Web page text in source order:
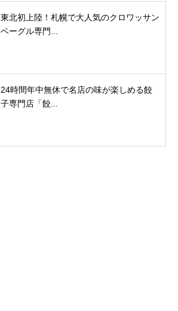
東北初上陸！札幌で大人気のクロワッサン
ベーグル専門...
24時間年中無休で名店の味が楽しめる餃
子専門店「餃...